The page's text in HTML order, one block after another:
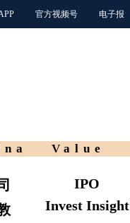
官方视频号 电子报
Value
IPO
Invest Insight